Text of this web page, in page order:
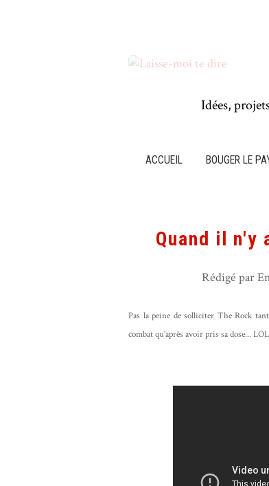
Idées,
ACCUEIL BOUGER LE
Quand il n'y
Rédigé par
Pas la peine de solliciter The Rock
combat qu'après avoir pris sa dose...